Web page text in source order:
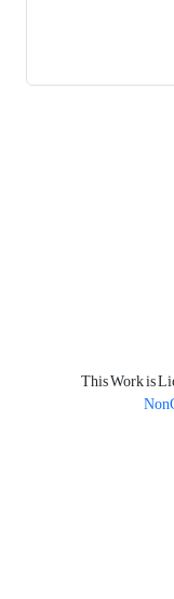
This Work is